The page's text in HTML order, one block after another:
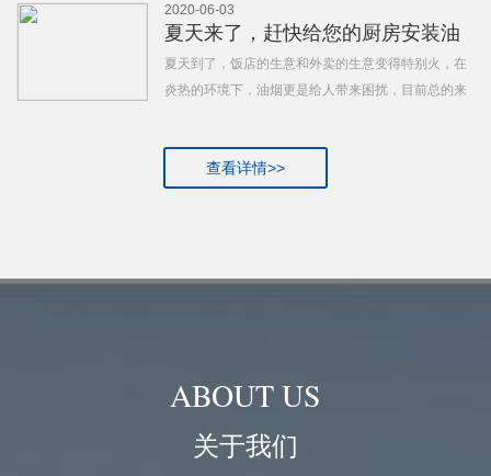
势在必行。近日，许多地方开展餐饮业油烟污染整
2020-06-03
夏天来了，赶快给您的厨房安装油
烟净化器吧！
夏天到了，饭店的生意和外卖的生意变得特别火，在
炎热的环境下，油烟更是给人带来困扰，目前总的来
必须从安装一个个小饭店开始.小饭店安装油烟净化器
查看详情>>
ABOUT US
关于我们